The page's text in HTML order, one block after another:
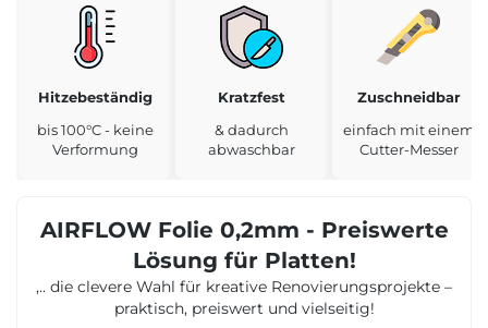
Hitzebeständig
bis 100°C - keine
Verformung
Kratzfest
& dadurch
abwaschbar
Zuschneidbar
einfach mit einem
Cutter-Messer
AIRFLOW Folie 0,2mm - Preiswerte
Lösung für Platten!
,.. die clevere Wahl für kreative Renovierungsprojekte –
praktisch, preiswert und vielseitig!